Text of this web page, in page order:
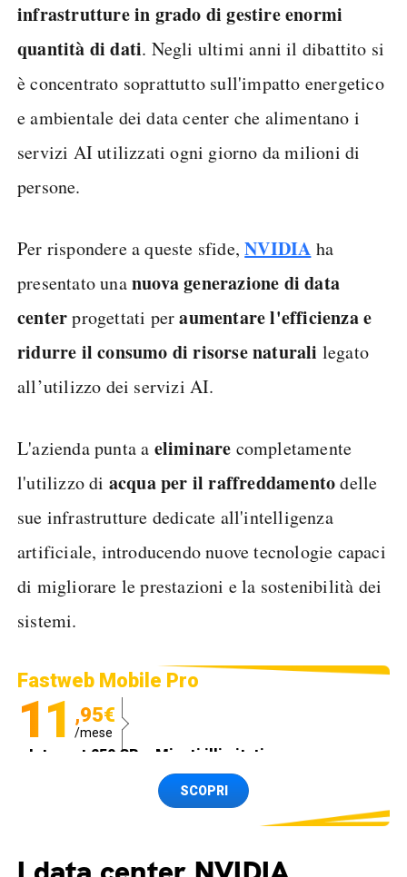
infrastrutture in grado di gestire enormi
quantità di dati. Negli ultimi anni il dibattito si
è concentrato soprattutto sull'impatto energetico
e ambientale dei data center che alimentano i
servizi AI utilizzati ogni giorno da milioni di
persone.
Per rispondere a queste sfide,NVIDIA ha
presentato unanuova generazione di data
centerprogettati peraumentare l'efficienza e
ridurre il consumo di risorse naturali legato
all’utilizzo dei servizi AI.
L'azienda punta a eliminare completamente
l'utilizzo di acqua per il raffreddamentodelle
sue infrastrutture dedicate all'intelligenza
artificiale, introducendo nuove tecnologie capaci
di migliorare le prestazioni e la sostenibilità dei
sistemi.
Fastweb Mobile Pro
11 ,95€
/mese
Internet 250 GB e Minuti illimitati
Spedizione SIM GRATISSCOPRI